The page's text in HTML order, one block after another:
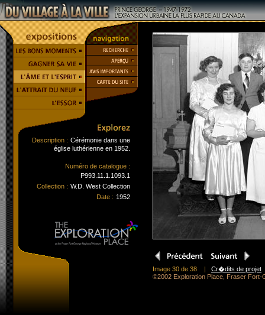
Description : Cérémonie dans une
église luthérienne en 1952.
Numéro de catalogue :
P993.11.1.1093.1
Collection : W.D. West Collection
Date : 1952
Image 30 de 38 | Cr�dits de projet
©2002 Exploration Place, Fraser Fort-